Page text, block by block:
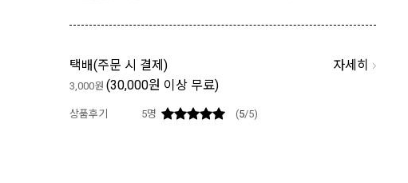
택배(주문 시 결제 ) 자세히
3,000원 (30,000원 이상 무료)
상품후기 5명 (5/5)